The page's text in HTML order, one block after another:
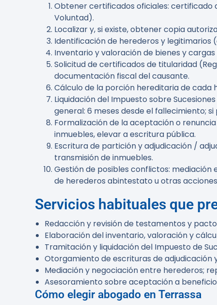
Obtener certificados oficiales: certificado
Voluntad).
Localizar y, si existe, obtener copia
Identificación de herederos y
Inventario y valoración de bienes y
Solicitud de certificados de titularidad
documentación fiscal del causante.
Cálculo de la porción hereditaria de
Liquidación del Impuesto sobre
general: 6 meses desde el fallecimiento;
Formalización de la aceptación o
inmuebles, elevar a escritura pública.
Escritura de partición y adjudicación /
transmisión de inmuebles.
Gestión de posibles conflictos:
de herederos abintestato u otras
Servicios habituales que
Redacción y revisión de testamentos y
Elaboración del inventario, valoración y
Tramitación y liquidación del Impuesto de
Otorgamiento de escrituras de adjudicación
Mediación y negociación entre herederos;
Asesoramiento sobre aceptación a
Cómo elegir abogado en Terrassa